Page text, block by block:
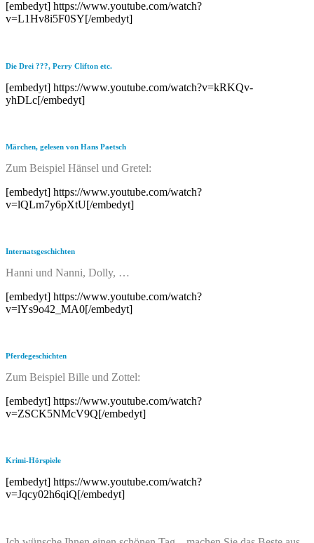
[embedyt] https://www.youtube.com/watch?
v=L1Hv8i5F0SY[/embedyt]
Die Drei ???, Perry Clifton etc.
[embedyt] https://www.youtube.com/watch?v=kRKQv-
yhDLc[/embedyt]
Märchen, gelesen von Hans Paetsch
Zum Beispiel Hänsel und Gretel:
[embedyt] https://www.youtube.com/watch?
v=lQLm7y6pXtU[/embedyt]
Internatsgeschichten
Hanni und Nanni, Dolly, …
[embedyt] https://www.youtube.com/watch?
v=lYs9o42_MA0[/embedyt]
Pferdegeschichten
Zum Beispiel Bille und Zottel:
[embedyt] https://www.youtube.com/watch?
v=ZSCK5NMcV9Q[/embedyt]
Krimi-Hörspiele
[embedyt] https://www.youtube.com/watch?
v=Jqcy02h6qiQ[/embedyt]